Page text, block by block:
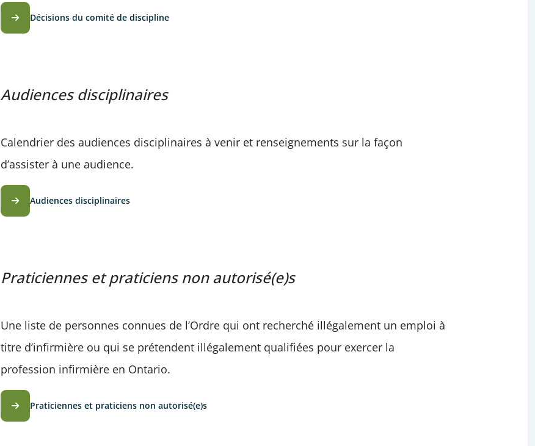
Décisions du comité de discipline
Audiences disciplinaires
Calendrier des audiences disciplinaires à venir et renseignements sur la façon
d’assister à une audience.
Audiences disciplinaires
Praticiennes et praticiens non autorisé(e)s
Une liste de personnes connues de l’Ordre qui ont recherché illégalement un emploi à
titre d’infirmière ou qui se prétendent illégalement qualifiées pour exercer la
profession infirmière en Ontario.
Praticiennes et praticiens non autorisé(e)s